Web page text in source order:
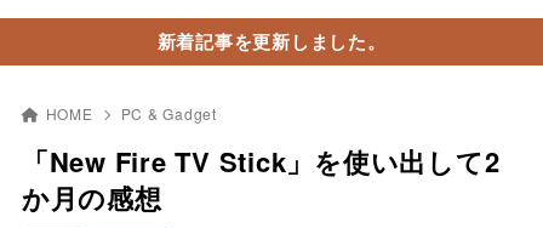
新着記事を更新しました。
HOME PC & Gadget
「New Fire TV Stick」を使い出して2
か月の感想